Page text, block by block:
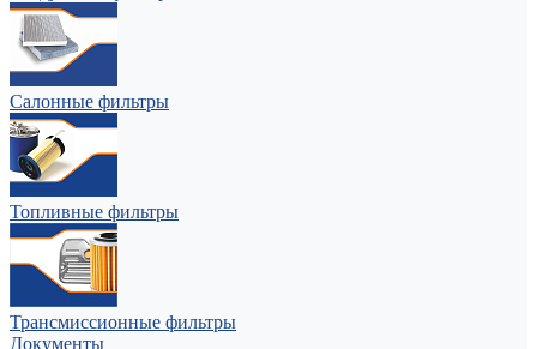
Салонные фильтры
Топливные фильтры
Трансмиссионные фильтры
Документы